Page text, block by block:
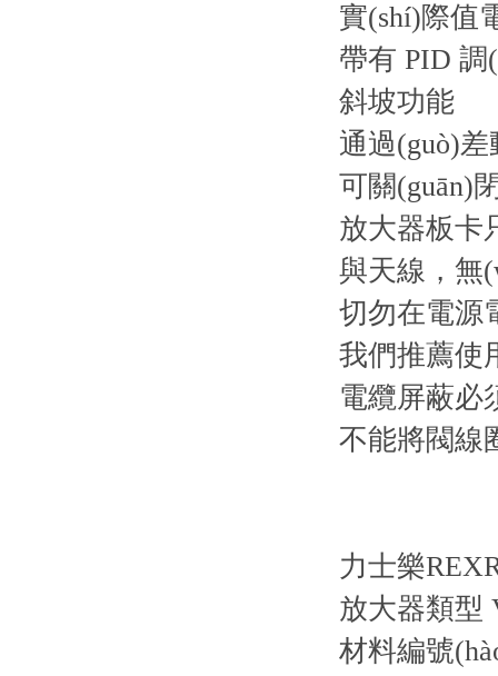
實(shí)際值
帶有 PID
斜坡功能
通過(guò)
可關(guān)
放大器板卡
與天線，無
切勿在電源
我們推薦使
電纜屏蔽必
不能將閥線
力士樂
放大器類型
材料編號